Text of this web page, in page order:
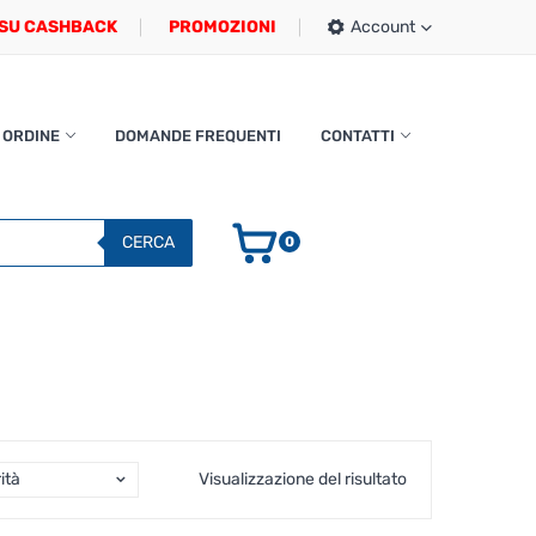
CASHBACK PROMOZIONI Account
DOMANDE FREQUENTI CONTATTI
CERCA 0
Visualizzazione del risultato